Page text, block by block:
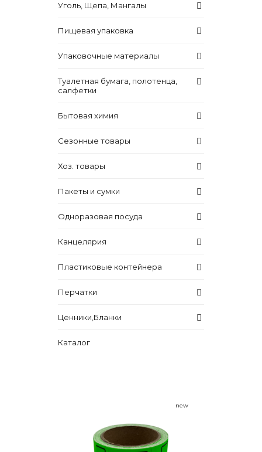
Уголь, Щепа, Мангалы
Пищевая упаковка
Упаковочные материалы
Туалетная бумага, полотенца,
салфетки
Бытовая химия
Сезонные товары
Хоз. товары
Пакеты и сумки
Одноразовая посуда
Канцелярия
Пластиковые контейнера
Перчатки
Ценники,Бланки
Каталог
new